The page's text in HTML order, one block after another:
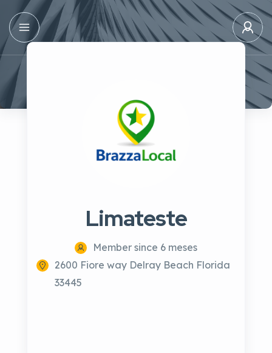
Limateste
Member since 6 meses
2600 Fiore way Delray Beach Florida
33445